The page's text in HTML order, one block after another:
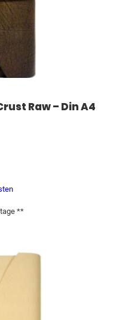
Raw – Din A4
**